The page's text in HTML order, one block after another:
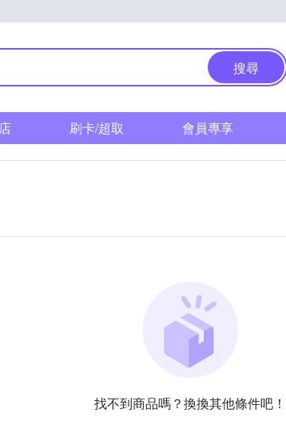
搜尋
刷卡/超取 會員專享
找不到商品嗎？換換其他條件吧！